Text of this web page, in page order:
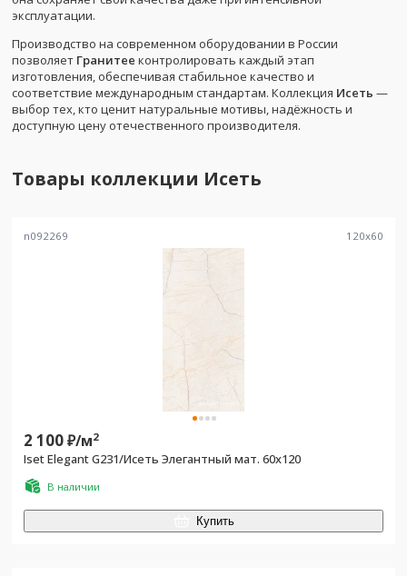
эксплуатации.
Производство на современном оборудовании в России
позволяет Гранитее контролировать каждый этап
изготовления, обеспечивая стабильное качество и
соответствие международным стандартам. Коллекция Исеть —
выбор тех, кто ценит натуральные мотивы, надёжность и
доступную цену отечественного производителя.
Товары коллекции Исеть
n092269 120x60
2 100₽/м2
Iset Elegant G231/Исеть Элегантный мат. 60x120
В наличии
Купить